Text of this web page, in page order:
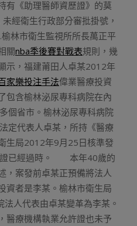
有《助理醫師資歷證》的莫
經衛生行政部分審批掛號，
林市衛生監視所所長萬正平
關nba季後賽對戰表規則，幾
，福建莆田人卓某2012年
家樂投注手法偉業醫療投資
包含榆林泌尿專科病院在內
個省市。榆林泌尿專科病院
定代表人卓某，所持《醫療
生局2012年9月25日核準發
證已經過時。 本年40歲的
，案發前卓某正預備將法人
資者是李某。榆林市衛生局
人代表由卓某變革為李某。
醫療機構執業允許證也未予